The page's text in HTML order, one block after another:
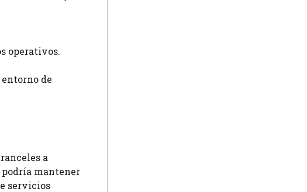
operativos.
de
a
podría mantener
servicios